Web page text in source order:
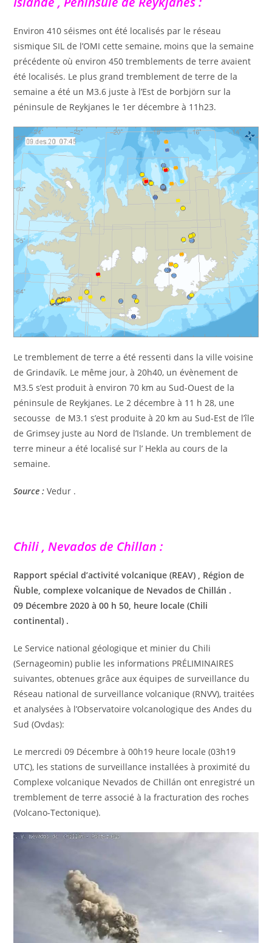
Environ 410 séismes ont été localisés par le réseau
sismique SIL de l’OMI cette semaine, moins que la semaine
précédente où environ 450 tremblements de terre avaient
été localisés. Le plus grand tremblement de terre de la
semaine a été un M3.6 juste à l’Est de Þorbjörn sur la
péninsule de Reykjanes le 1er décembre à 11h23.
Le tremblement de terre a été ressenti dans la ville voisine
de Grindavík. Le même jour, à 20h40, un évènement de
M3.5 s’est produit à environ 70 km au Sud-Ouest de la
péninsule de Reykjanes. Le 2 décembre à 11 h 28, une
secousse de M3.1 s’est produite à 20 km au Sud-Est de l’île
de Grimsey juste au Nord de l’Islande. Un tremblement de
terre mineur a été localisé sur l’ Hekla au cours de la
semaine.
Source : Vedur .
Chili , Nevados de Chillan :
Rapport spécial d’activité volcanique (REAV) , Région de
Ñuble, complexe volcanique de Nevados de Chillán .
09 Décembre 2020 à 00 h 50, heure locale (Chili
continental) .
Le Service national géologique et minier du Chili
(Sernageomin) publie les informations PRÉLIMINAIRES
suivantes, obtenues grâce aux équipes de surveillance du
Réseau national de surveillance volcanique (RNVV), traitées
et analysées à l’Observatoire volcanologique des Andes du
Sud (Ovdas):
Le mercredi 09 Décembre à 00h19 heure locale (03h19
UTC), les stations de surveillance installées à proximité du
Complexe volcanique Nevados de Chillán ont enregistré un
tremblement de terre associé à la fracturation des roches
(Volcano-Tectonique).